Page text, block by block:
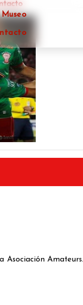
Museo